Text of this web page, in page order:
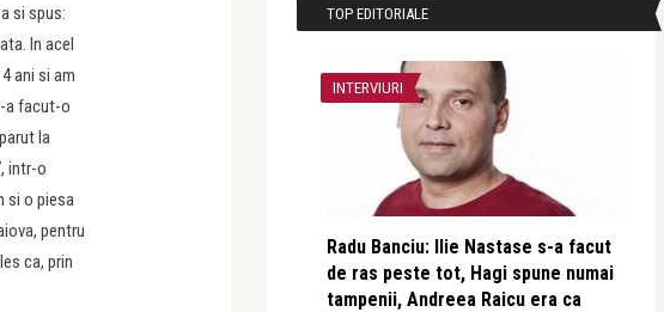
si spus:
In acel
ani si am
a facut-o
la
intr-o
si o piesa
pentru
ca, prin
TOP EDITORIALE
INTERVIURI
Radu Banciu: Ilie Nastase s-a facut
de ras peste tot, Hagi spune numai
tampenii, Andreea Raicu era ca